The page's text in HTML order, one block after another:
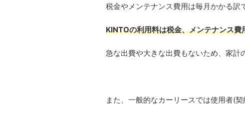
税金やメンテナンス費用は毎月かかる訳
KINTOの利用料は税金、メンテナンス
急な出費や大きな出費もないため、家計
また、一般的なカーリースでは使用者(